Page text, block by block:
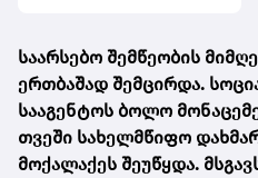
საარსებო შემწეობის
ერთბაშად შემცირდა.
სააგენტოს ბოლო
თვეში სახელმწიფო
მოქალაქეს შეუწყდა.